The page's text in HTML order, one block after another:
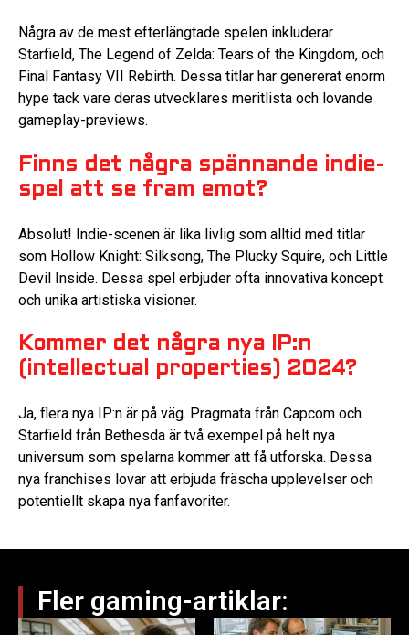
Några av de mest efterlängtade spelen inkluderar
Starfield, The Legend of Zelda: Tears of the Kingdom, och
Final Fantasy VII Rebirth. Dessa titlar har genererat enorm
hype tack vare deras utvecklares meritlista och lovande
gameplay-previews.
Finns det några spännande indie-
spel att se fram emot?
Absolut! Indie-scenen är lika livlig som alltid med titlar
som Hollow Knight: Silksong, The Plucky Squire, och Little
Devil Inside. Dessa spel erbjuder ofta innovativa koncept
och unika artistiska visioner.
Kommer det några nya IP:n
(intellectual properties) 2024?
Ja, flera nya IP:n är på väg. Pragmata från Capcom och
Starfield från Bethesda är två exempel på helt nya
universum som spelarna kommer att få utforska. Dessa
nya franchises lovar att erbjuda fräscha upplevelser och
potentiellt skapa nya fanfavoriter.
Fler gaming-artiklar: